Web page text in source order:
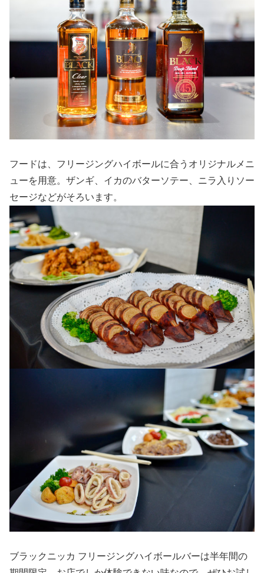
フードは、フリージングハイボールに合うオリジナルメニ
ューを用意。ザンギ、イカのバターソテー、ニラ入りソー
セージなどがそろいます。
ブラックニッカ フリージングハイボールバーは半年間の